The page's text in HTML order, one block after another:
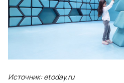
Источник: etoday.ru